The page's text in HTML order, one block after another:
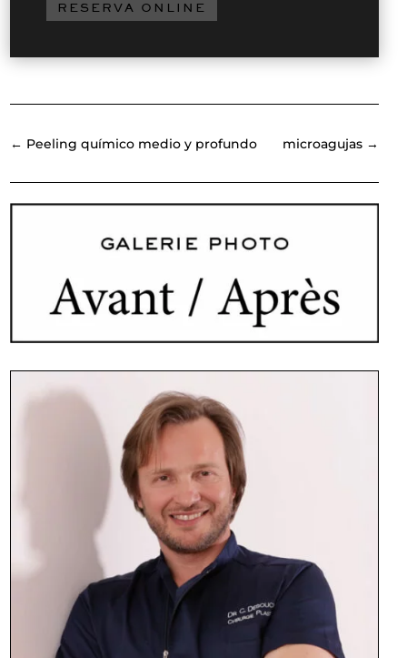
RESERVA ONLINE
← Peeling químico medio y profundo microagujas→